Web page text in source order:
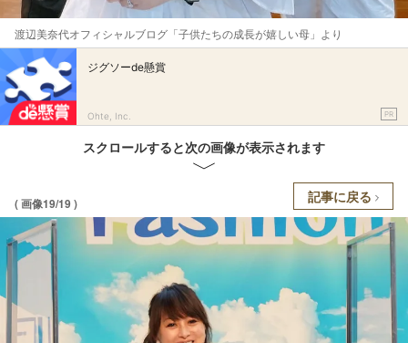
渡辺美奈代オフィシャルブログ「子供たちの成長が嬉しい母」より
ジグソーde懸賞
Ohte, Inc. PR
スクロールすると次の画像が表示されます
( 画像19/19 ) 記事に戻る